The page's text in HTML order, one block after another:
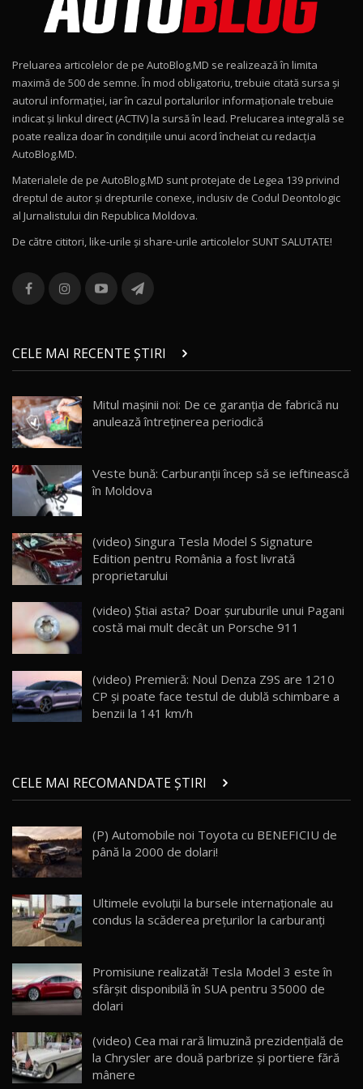
Noul Geely EX2 / Test Drive AutoBlog.MD
15:22
Mercedes-AMG E 53 HYBRID 4MATIC+ / Test
Drive AutoBlog.MD
16:27
11
Noul Volvo ES90 / Test Drive AutoBlog.MD
12
Noul MG HS / Test Drive AutoBlog.MD
16:48
13
combină aventura cu luxul / AutoBlog.MD
36:08
chinez care face lumea să se întoarcă după el
/ AutoBlog.MD
17:27
15 14:37
16
AutoBlogMD
13:10
17 20:06
30:08
AutoBlog.MD
23:36
20
Noul ZEEKR 7X / Test Drive AutoBlog.MD
21
Micul BYD Dolphin Surf / Test Drive
AutoBlog.MD
16:59
22
Noua Mazda 6e / Test Drive AutoBlog.MD
26:59
23
Lynk & Co 01 / Test Drive AutoBlog.MD
25:19
24
ZEEKR 009: Cel mai Performant și Confortabil
Van Electric Testat în Moldova / AutoBlog.MD
26:38
mai Exclusiv și Puternic Defender Testat în
Moldova
32:21
Preluarea articolelor de pe AutoBlog.MD se realizează în limita
maximă de 500 de semne. În mod obligatoriu, trebuie citată sursa și
autorul informației, iar în cazul portalurilor informaționale trebuie
indicat și linkul direct (ACTIV) la sursă în lead. Prelucarea integrală se
poate realiza doar în condițiile unui acord încheiat cu redacţia
AutoBlog.MD.
Materialele de pe AutoBlog.MD sunt protejate de Legea 139 privind
dreptul de autor și drepturile conexe, inclusiv de Codul Deontologic
al Jurnalistului din Republica Moldova.
De către cititori, like-urile şi share-urile articolelor SUNT SALUTATE!
CELE MAI RECENTE ȘTIRI
Mitul mașinii noi: De ce garanția de fabrică nu
anulează întreținerea periodică
Veste bună: Carburanții încep să se ieftinească
în Moldova
(video) Singura Tesla Model S Signature
Edition pentru România a fost livrată
proprietarului
(video) Știai asta? Doar șuruburile unui Pagani
costă mai mult decât un Porsche 911
(video) Premieră: Noul Denza Z9S are 1210
CP și poate face testul de dublă schimbare a
benzii la 141 km/h
CELE MAI RECOMANDATE ȘTIRI
(P) Automobile noi Toyota cu BENEFICIU de
până la 2000 de dolari!
Ultimele evoluții la bursele internaționale au
condus la scăderea prețurilor la carburanți
Promisiune realizată! Tesla Model 3 este în
sfârşit disponibilă în SUA pentru 35000 de
dolari
(video) Cea mai rară limuzină prezidențială de
la Chrysler are două parbrize și portiere fără
mânere